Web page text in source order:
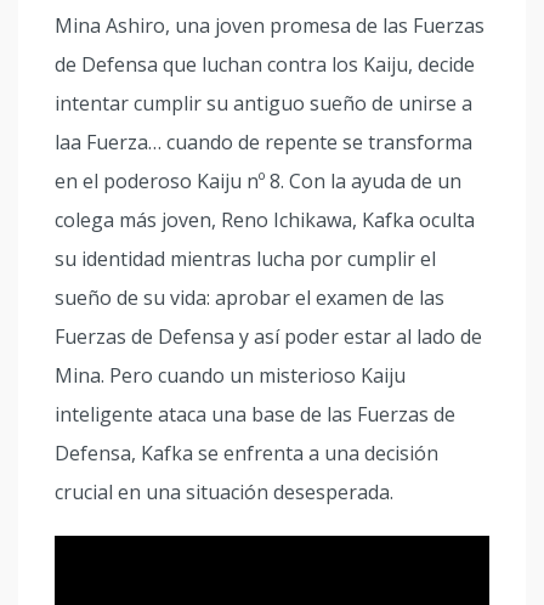
Mina Ashiro, una joven promesa de las Fuerzas
de Defensa que luchan contra los Kaiju, decide
intentar cumplir su antiguo sueño de unirse a
laa Fuerza… cuando de repente se transforma
en el poderoso Kaiju nº 8. Con la ayuda de un
colega más joven, Reno Ichikawa, Kafka oculta
su identidad mientras lucha por cumplir el
sueño de su vida: aprobar el examen de las
Fuerzas de Defensa y así poder estar al lado de
Mina. Pero cuando un misterioso Kaiju
inteligente ataca una base de las Fuerzas de
Defensa, Kafka se enfrenta a una decisión
crucial en una situación desesperada.